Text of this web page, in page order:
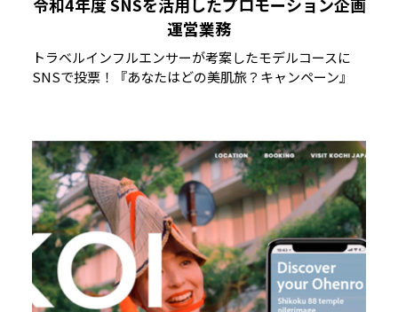
令和4年度 SNSを活用したプロモーション企画
運営業務
トラベルインフルエンサーが考案したモデルコースに
SNSで投票！『あなたはどの美肌旅？キャンペーン』